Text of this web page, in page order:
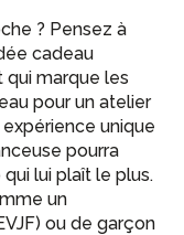
? Pensez à
cadeau
qui marque les
pour un atelier
unique
pourra
lui plaît le plus.
un
ou de garçon